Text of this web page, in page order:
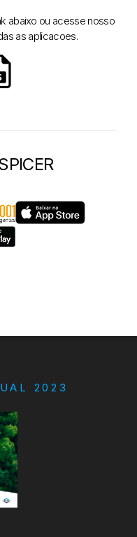
abaixo ou acesse nosso
as aplicacoes.
2023